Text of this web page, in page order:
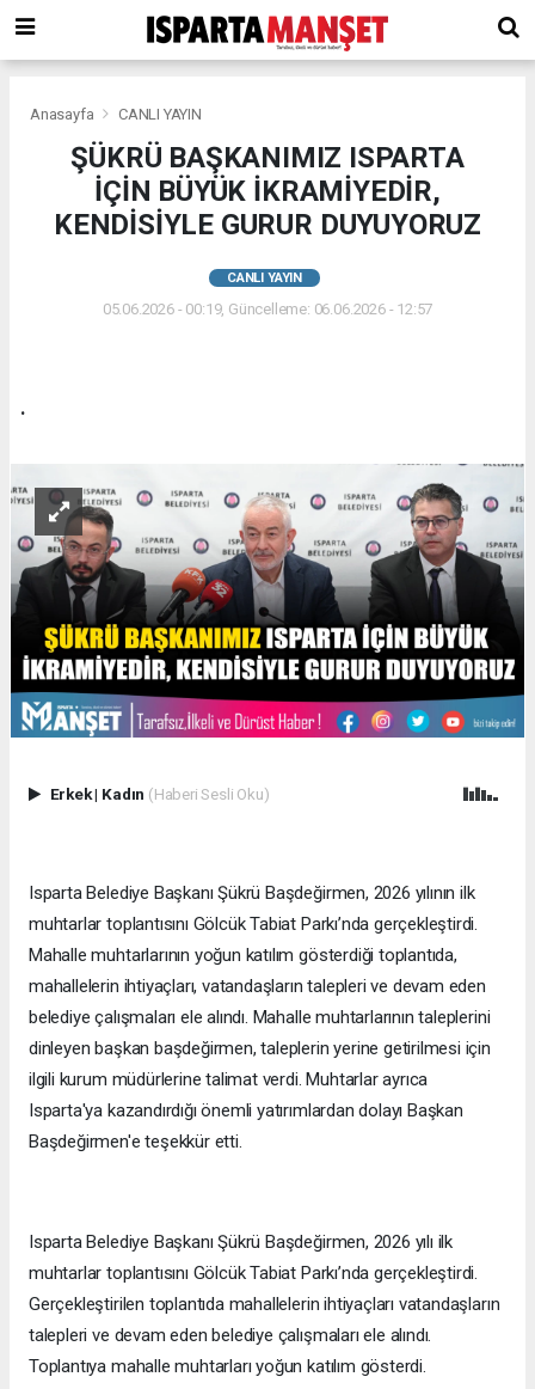
Anasayfa CANLI YAYIN
ŞÜKRÜ BAŞKANIMIZ ISPARTA
İÇİN BÜYÜK İKRAMİYEDİR,
KENDİSİYLE GURUR DUYUYORUZ
CANLI YAYIN
05.06.2026 - 00:19, Güncelleme: 06.06.2026 - 12:57
.
Erkek| Kadın (Haberi Sesli Oku)
Isparta Belediye Başkanı Şükrü Başdeğirmen, 2026 yılının ilk
muhtarlar toplantısını Gölcük Tabiat Parkı’nda gerçekleştirdi.
Mahalle muhtarlarının yoğun katılım gösterdiği toplantıda,
mahallelerin ihtiyaçları, vatandaşların talepleri ve devam eden
belediye çalışmaları ele alındı. Mahalle muhtarlarının taleplerini
dinleyen başkan başdeğirmen, taleplerin yerine getirilmesi için
ilgili kurum müdürlerine talimat verdi. Muhtarlar ayrıca
Isparta'ya kazandırdığı önemli yatırımlardan dolayı Başkan
Başdeğirmen'e teşekkür etti.
Isparta Belediye Başkanı Şükrü Başdeğirmen, 2026 yılı ilk
muhtarlar toplantısını Gölcük Tabiat Parkı’nda gerçekleştirdi.
Gerçekleştirilen toplantıda mahallelerin ihtiyaçları vatandaşların
talepleri ve devam eden belediye çalışmaları ele alındı.
Toplantıya mahalle muhtarları yoğun katılım gösterdi.